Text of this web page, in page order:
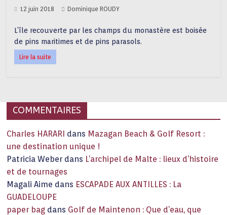
12 juin 2018 Dominique ROUDY
L’île recouverte par les champs du monastère est boisée
de pins maritimes et de pins parasols.
Lire la suite
COMMENTAIRES
Charles HARARI dans Mazagan Beach & Golf Resort :
une destination unique !
Patricia Weber dans L’archipel de Malte : lieux d’histoire
et de tournages
Magali Aime dans ESCAPADE AUX ANTILLES : La
GUADELOUPE
paper bag dans Golf de Maintenon : Que d’eau, que